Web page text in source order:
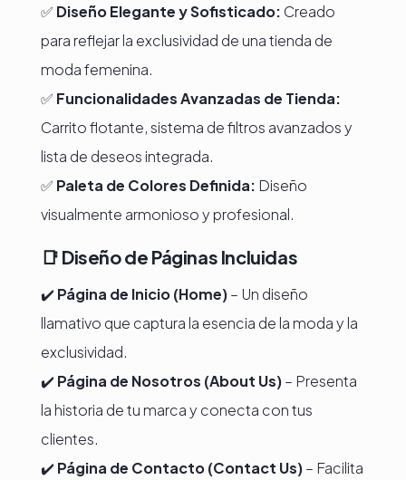
✅ Diseño Elegante y Sofisticado: Creado
para reflejar la exclusividad de una tienda de
moda femenina.
✅ Funcionalidades Avanzadas de Tienda:
Carrito flotante, sistema de filtros avanzados y
lista de deseos integrada.
✅ Paleta de Colores Definida: Diseño
visualmente armonioso y profesional.
📑 Diseño de Páginas Incluidas
✔️ Página de Inicio (Home)– Un diseño
llamativo que captura la esencia de la moda y la
exclusividad.
✔️ Página de Nosotros (About Us)– Presenta
la historia de tu marca y conecta con tus
clientes.
✔️ Página de Contacto (Contact Us)– Facilita